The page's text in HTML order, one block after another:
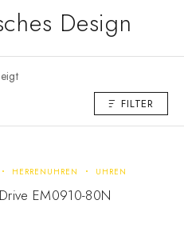
Design
FILTER
HERRENUHREN UHREN
EM0910-80N